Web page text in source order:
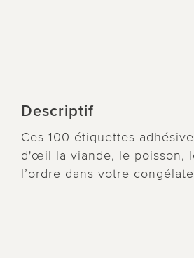
Descriptif
Ces 100 étiquettes
d'œil la viande, le poisson,
l’ordre dans votre